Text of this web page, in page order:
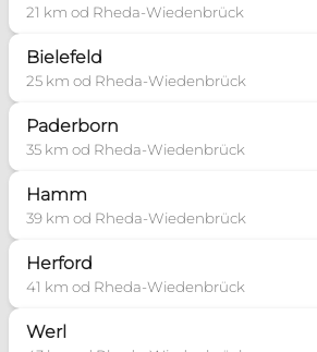
Poradnia dla narzeczonych
Poradnia małżeńska
+49 15779444247
Poradnia Kassel
Poradnia dla narzeczonych
pmkkasselbiuro@t-online.de
21 km od Rheda-Wiedenbrück
Bielefeld
25 km od Rheda-Wiedenbrück
Paderborn
35 km od Rheda-Wiedenbrück
Hamm
39 km od Rheda-Wiedenbrück
Herford
41 km od Rheda-Wiedenbrück
Werl